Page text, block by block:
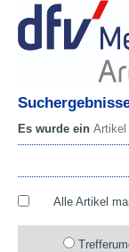
Es wurde ein Artikel
Alle Artikel